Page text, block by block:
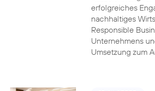
erfolgreiches
nachhaltiges
Responsible
Unternehmens
Umsetzung zum